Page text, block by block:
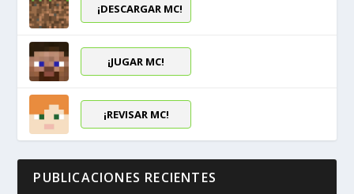
¡DESCARGAR MC!
¡JUGAR MC!
¡REVISAR MC!
PUBLICACIONES RECIENTES